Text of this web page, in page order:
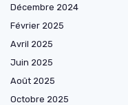
Décembre 2024
Février 2025
Avril 2025
Juin 2025
Août 2025
Octobre 2025